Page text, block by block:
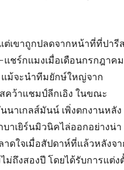
ต่เขาถูกปลดจากหน้าที่ที่ปารี
ชร์กแมงเมื่อเดือนกรกฎาค
ม้จะนำทีมยักษ์ใหญ่จาก
สคว้าแชมป์ลีกเอิง ในขณะ
นนาเกลส์มันน์ เพิ่งตกงานหลัง
บาเยิร์นมิวนิคไล่ออกอย่างน่า
าดใจเมื่อสัปดาห์ที่แล้วหลังจ
ม่ถึงสองปี โดยได้รับการแต่ง